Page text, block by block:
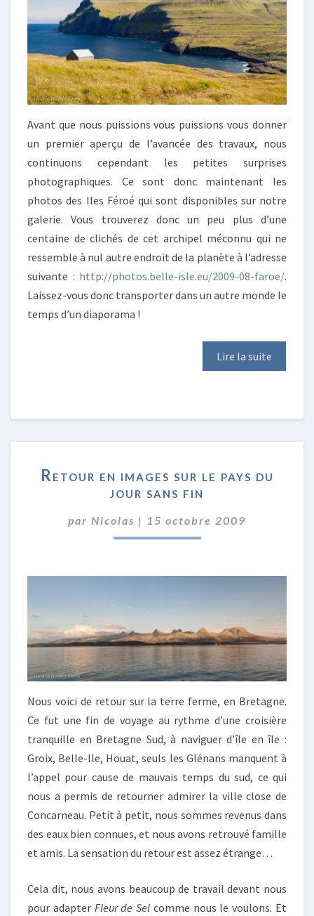
Avant que nous puissions vous puissions vous donner
un premier aperçu de l’avancée des travaux, nous
continuons cependant les petites surprises
photographiques. Ce sont donc maintenant les
photos des Iles Féroé qui sont disponibles sur notre
galerie. Vous trouverez donc un peu plus d’une
centaine de clichés de cet archipel méconnu qui ne
ressemble à nul autre endroit de la planète à l’adresse
suivante : http://photos.belle-isle.eu/2009-08-faroe/.
Laissez-vous donc transporter dans un autre monde le
temps d’un diaporama !
Lire la suite
EN
IMAGES
LE
PAYS
Retour en images sur le pays du
jour sans fin
par Nicolas | 15 octobre 2009
Nous voici de retour sur la terre ferme, en Bretagne.
Ce fut une fin de voyage au rythme d’une croisière
tranquille en Bretagne Sud, à naviguer d’île en île :
Groix, Belle-Ile, Houat, seuls les Glénans manquent à
l’appel pour cause de mauvais temps du sud, ce qui
nous a permis de retourner admirer la ville close de
Concarneau. Petit à petit, nous sommes revenus dans
des eaux bien connues, et nous avons retrouvé famille
et amis. La sensation du retour est assez étrange…
Cela dit, nous avons beaucoup de travail devant nous
pour adapter Fleur de Sel comme nous le voulons. Et